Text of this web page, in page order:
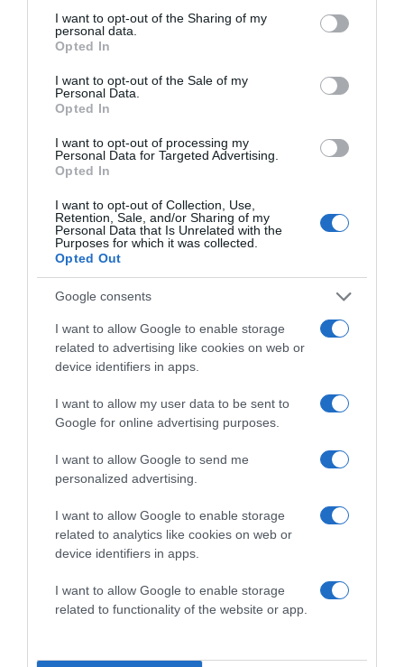
not limited to your visit or usage behaviour. You may click to
grant or deny consent to Google and its third-party tags to
use your data for below specified purposes in below Google
consent section.
I want to opt-out of the Sharing of my
personal data.
Opted In
I want to opt-out of the Sale of my
Personal Data.
Opted In
I want to opt-out of processing my
Personal Data for Targeted Advertising.
Opted In
I want to opt-out of Collection, Use,
Retention, Sale, and/or Sharing of my
Personal Data that Is Unrelated with the
Purposes for which it was collected.
Opted Out
Google consents
I want to allow Google to enable storage
related to advertising like cookies on web or
device identifiers in apps.
I want to allow my user data to be sent to
Google for online advertising purposes.
I want to allow Google to send me
personalized advertising.
I want to allow Google to enable storage
related to analytics like cookies on web or
device identifiers in apps.
I want to allow Google to enable storage
related to functionality of the website or app.
De szép élményekkel is gazdagodtak: bejárták San
Diegót, San Franciscót és Los Aneglest. Jártak a
hollywoodi sztárok otthonait is megnézhették. És bár
népes társasággal töltötték a nászutat, Claudia és Ádám a
társaság egyébként három születésnapot is tartott a
pihenés alatt, de egyébként nem a legfelkapottabb
éttermekbe mentek.
– Szándékosan olyan helyekre mentünk, ahová a helyiek
is jártak, nem a turisták által felkapott éttermeket
kerestük. Bele akartunk látni a helyiek életébe. Nem
vagyok nagy húsevő, de szinte hamburgert ettünk
hamburgerrel, olyan csodásan csinálták – ismerte be